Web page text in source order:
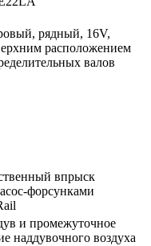
рядный, 16V,
расположением
валов
впрыск
форсунками
и промежуточное
наддувочного воздуха